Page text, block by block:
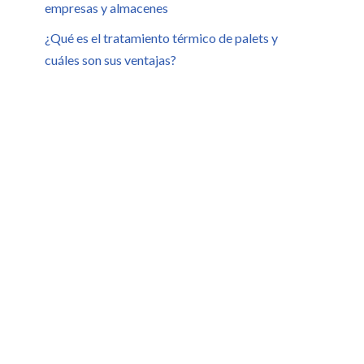
empresas y almacenes
¿Qué es el tratamiento térmico de palets y
cuáles son sus ventajas?